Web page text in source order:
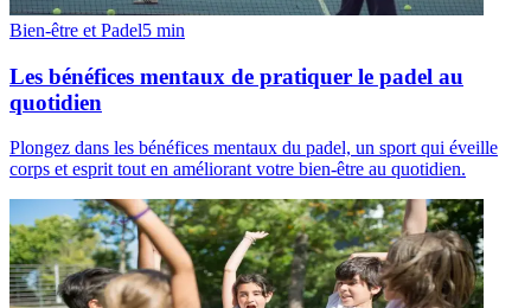
Bien-être et Padel5 min
Les bénéfices mentaux de pratiquer le padel au
quotidien
Plongez dans les bénéfices mentaux du padel, un sport qui éveille
corps et esprit tout en améliorant votre bien-être au quotidien.